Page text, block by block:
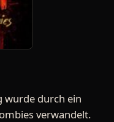
wurde durch ein
verwandelt.